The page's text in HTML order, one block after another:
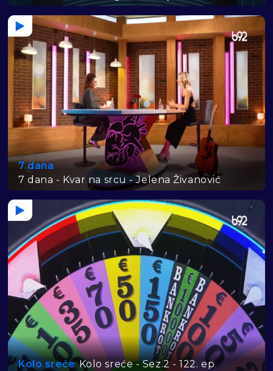
7 dana
7 dana - Kvar na srcu - Jelena Živanović
Kolo sreće Kolo sreće - Sez.2 - 122. ep